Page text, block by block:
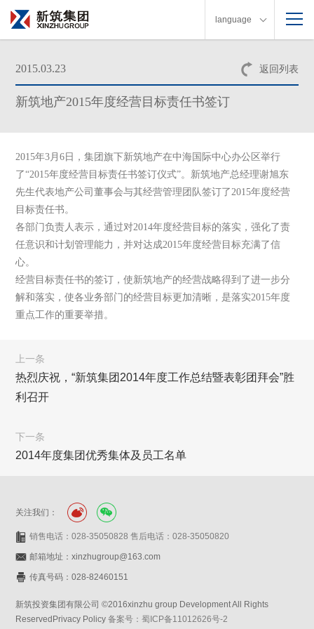
language
返回列表
2015.03.23
新筑地产2015年度经营目标责任书签订
2015年3月6 日 ，集团旗下新筑地产在中海国际中心办公区举行
了“2015年度经营目标责任书签订仪式”。新筑地产总经理谢旭东
先生代表地产公司董事会与其经营管理团队签订了2015年度经营
目标责任书。
各部门负责人表示，通过对2014年度经营目标的落实，强化了责
任意识和计划管理能力，并对达成2015年度经营目标充满了信
心。
经营目标责任书的签订，使新筑地产的经营战略得到了进一步分
解和落实，使各业务部门的经营目标更加清晰，是落实2015年度
重点工作的重要举措。
上一条
热烈庆祝，“新筑集团2014年度工作总结暨表彰团拜会”胜
利召开
下一条
2014年度集团优秀集体及员工名单
关注我们：
销售电话：028-35050828 售后电话：028-35050820
邮箱地址：xinzhugroup@163.com
传真号码：028-82460151
新筑投资集团有限公司 ©2016xinzhu group Development All Rights
ReservedPrivacy Policy备案号：蜀ICP备11012626号-2